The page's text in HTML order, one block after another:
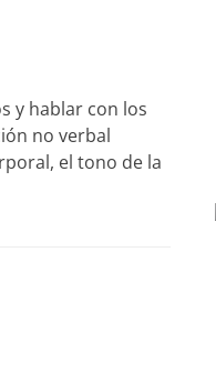
y hablar con los
no verbal
el tono de la